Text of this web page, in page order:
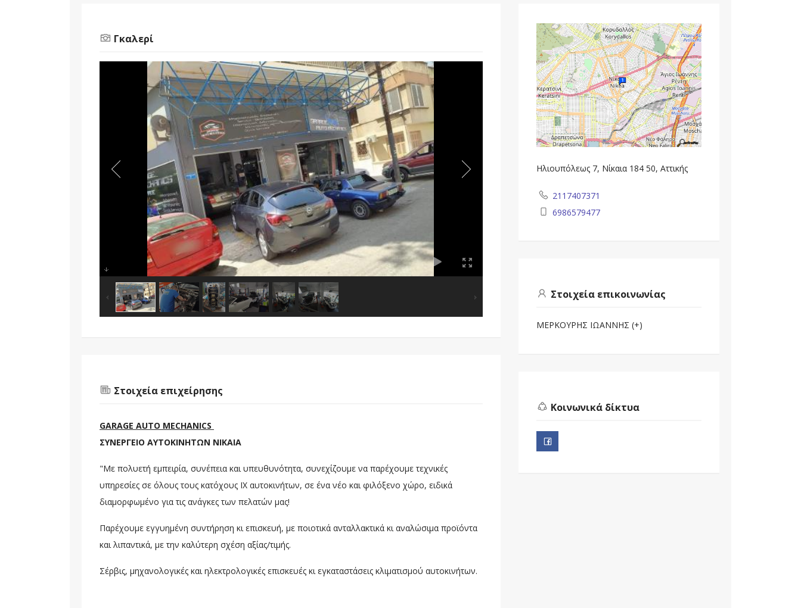
Γκαλερί
Στοιχεία επιχείρησης
GARAGE AUTO MECHANICS
ΣΥΝΕΡΓΕΙΟ ΑΥΤΟΚΙΝΗΤΩΝ ΝΙΚΑΙΑ
"Με πολυετή εμπειρία, συνέπεια και υπευθυνότητα, συνεχίζουμε να παρέχουμε τεχνικές
υπηρεσίες σε όλους τους κατόχους ΙΧ αυτοκινήτων, σε ένα νέο και φιλόξενο χώρο, ειδικά
διαμορφωμένο για τις ανάγκες των πελατών μας!
Παρέχουμε εγγυημένη συντήρηση κι επισκευή, με ποιοτικά ανταλλακτικά κι αναλώσιμα προϊόντα
και λιπαντικά, με την καλύτερη σχέση αξίας/τιμής.
Σέρβις, μηχανολογικές και ηλεκτρολογικές επισκευές κι εγκαταστάσεις κλιματισμού αυτοκινήτων.
Ηλιουπόλεως 7, Νίκαια 184 50, Αττικής
2117407371
6986579477
Στοιχεία επικοινωνίας
ΜΕΡΚΟΥΡΗΣ ΙΩΑΝΝΗΣ (+)
Κοινωνικά δίκτυα